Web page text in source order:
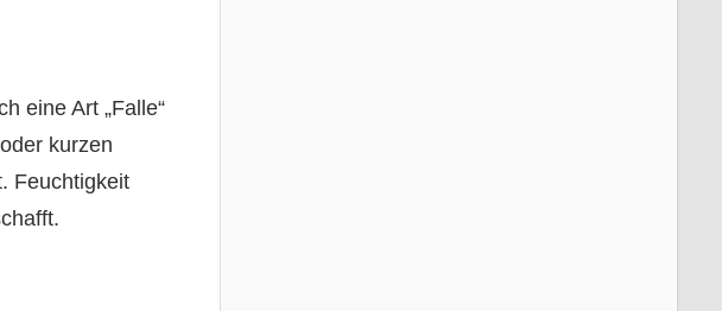
eine Art „Falle“
kurzen
Feuchtigkeit